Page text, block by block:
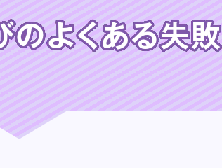
のよくある失敗